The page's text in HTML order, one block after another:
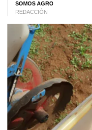
SOMOS AGRO
REDACCIÓN